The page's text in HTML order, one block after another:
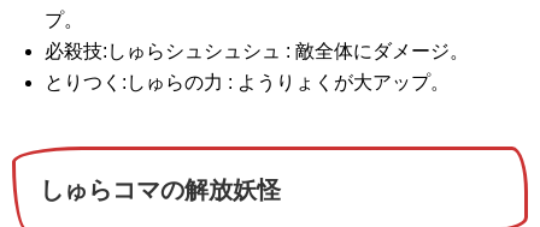
プ。
必殺技:しゅらシュシュシュ : 敵全体にダメージ。
とりつく:しゅらの力 : ようりょくが大アップ。
しゅらコマの解放妖怪